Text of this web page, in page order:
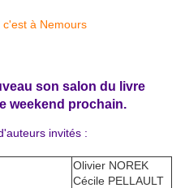
son salon du livre
weekend prochain.
invités :
Olivier NOREK
Cécile PELLAULT